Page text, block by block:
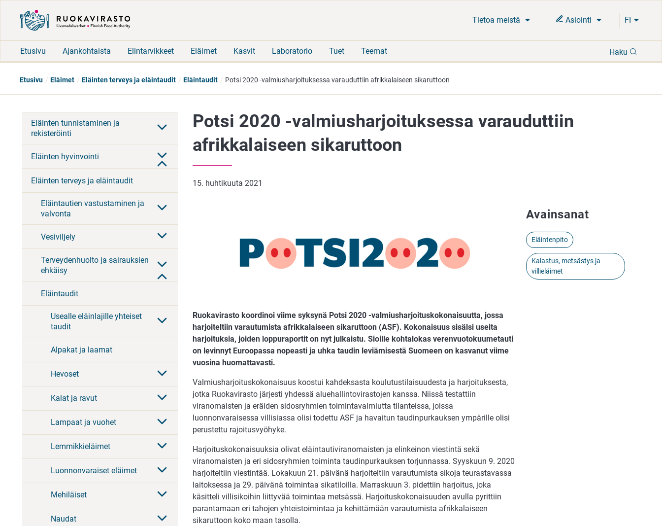
Tietoa meistä Asiointi FI
Etusivu Ajankohtaista Elintarvikkeet Eläimet Kasvit Laboratorio Tuet Teemat Haku
Etusivu Eläimet Eläinten terveys ja eläintaudit Eläintaudit Potsi 2020 -valmiusharjoituksessa varauduttiin afrikkalaiseen sikaruttoon
Eläinten tunnistaminen ja
rekisteröinti
Eläinten hyvinvointi
Eläinten terveys ja eläintaudit
Eläintautien vastustaminen ja
valvonta
Vesiviljely
Terveydenhuolto ja sairauksien
ehkäisy
Eläintaudit
Usealle eläinlajille yhteiset
taudit
Alpakat ja laamat
Hevoset
Kalat ja ravut
Lampaat ja vuohet
Lemmikkieläimet
Luonnonvaraiset eläimet
Mehiläiset
Naudat
Potsi 2020 -valmiusharjoituksessa varauduttiin
afrikkalaiseen sikaruttoon
15. huhtikuuta 2021
Ruokavirasto koordinoi viime syksynä Potsi 2020 -valmiusharjoituskokonaisuutta, jossa
harjoiteltiin varautumista afrikkalaiseen sikaruttoon (ASF). Kokonaisuus sisälsi useita
harjoituksia, joiden loppuraportit on nyt julkaistu. Sioille kohtalokas verenvuotokuumetauti
on levinnyt Euroopassa nopeasti ja uhka taudin leviämisestä Suomeen on kasvanut viime
vuosina huomattavasti.
Valmiusharjoituskokonaisuus koostui kahdeksasta koulutustilaisuudesta ja harjoituksesta,
jotka Ruokavirasto järjesti yhdessä aluehallintovirastojen kanssa. Niissä testattiin
viranomaisten ja eräiden sidosryhmien toimintavalmiutta tilanteissa, joissa
luonnonvaraisessa villisiassa olisi todettu ASF ja havaitun taudinpurkauksen ympärille olisi
perustettu rajoitusvyöhyke.
Harjoituskokonaisuuksia olivat eläintautiviranomaisten ja elinkeinon viestintä sekä
viranomaisten ja eri sidosryhmien toiminta taudinpurkauksen torjunnassa. Syyskuun 9. 2020
harjoiteltiin viestintää. Lokakuun 21. päivänä harjoiteltiin varautumista sikoja teurastavassa
laitoksessa ja 29. päivänä toimintaa sikatiloilla. Marraskuun 3. pidettiin harjoitus, joka
käsitteli villisikoihin liittyvää toimintaa metsässä. Harjoituskokonaisuuden avulla pyrittiin
parantamaan eri tahojen yhteistoimintaa ja kehittämään varautumista afrikkalaiseen
sikaruttoon koko maan tasolla.
Avainsanat
Eläintenpito
Kalastus, metsästys ja
villieläimet